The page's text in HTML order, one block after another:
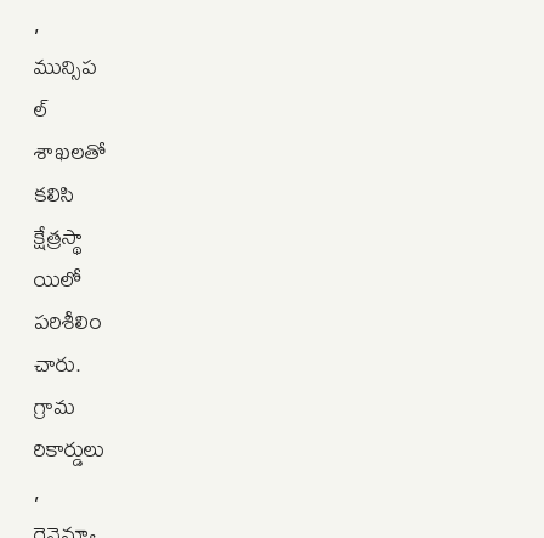
,
మున్సిప
ల్‌
శాఖలతో
కలిసి
క్షేత్రస్థా
యిలో
పరిశీలిం
చారు.
గ్రామ
రికార్డులు
,